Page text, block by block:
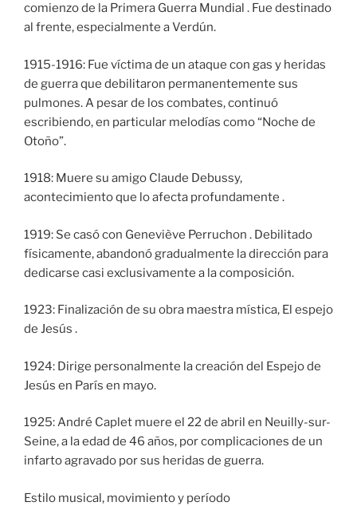
comienzo de la Primera Guerra Mundial . Fue destinado
al frente, especialmente a Verdún.
1915-1916: Fue víctima de un ataque con gas y heridas
de guerra que debilitaron permanentemente sus
pulmones. A pesar de los combates, continuó
escribiendo, en particular melodías como “Noche de
Otoño”.
1918: Muere su amigo Claude Debussy,
acontecimiento que lo afecta profundamente .
1919: Se casó con Geneviève Perruchon . Debilitado
físicamente, abandonó gradualmente la dirección para
dedicarse casi exclusivamente a la composición.
1923: Finalización de su obra maestra mística, El espejo
de Jesús .
1924: Dirige personalmente la creación del Espejo de
Jesús en París en mayo.
1925: André Caplet muere el 22 de abril en Neuilly-sur-
Seine, a la edad de 46 años, por complicaciones de un
infarto agravado por sus heridas de guerra.
Estilo musical, movimiento y período